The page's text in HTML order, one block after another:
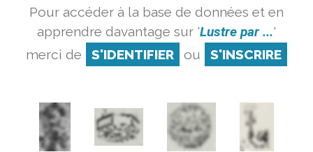
Pour accéder à la base de données et en
apprendre davantage sur 'Lustre par ...'
merci de
S'IDENTIFIER ou S'INSCRIRE